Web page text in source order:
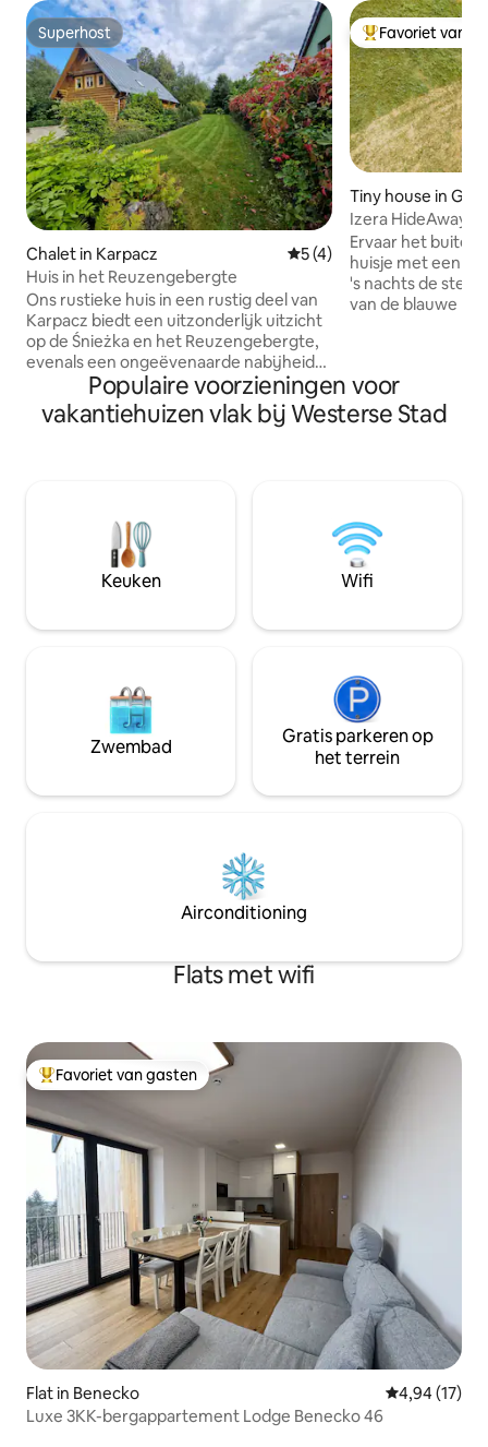
Superhost
Superhost
Chalet in Karpacz Gemiddelde beoordeling
5 (4)
Huis in het Reuzengebergte
Ons rustieke huis in een rustig deel van
Karpacz biedt een uitzonderlijk uitzicht
op de Śnieżka en het Reuzengebergte,
evenals een ongeëvenaarde nabijheid
van de natuur. Ochtendkoffie met
uitzicht op de bergen, avonden bij de
barbecue in de tuin en rust: je vindt het
personen of het hele huis voor 12
personen. Het huis is volledig uitgerust,
zodat je kunt genieten van een
comfortabele en gemakkelijke vakantie.
betalen en bedraagt 3,50 PLN per
Topfavoriet van
Favoriet van
Tiny house in
Izera HideAway |
Unieke ervaring
Ervaar het
huisje met een
's nachts de
van de blauwe lucht! Liggend
kleine,
elektriciteit en
bad in een open
Er zijn dekens en
koude nachten.
Populaire voorzieningen voor
vakantiehuizen vlak bij Westerse Stad
Keuken Wifi
Zwembad
Gratis parkeren op
het terrein
Airconditioning
Flats met wifi
Topfavoriet van gasten
Favoriet van gasten
Flat in Benecko Gemiddelde
4,94 (17)
Luxe 3KK-bergappartement Lodge Benecko 46